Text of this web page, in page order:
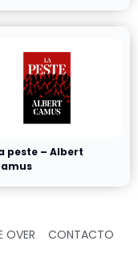
peste – Albert
OVER CONTACTO